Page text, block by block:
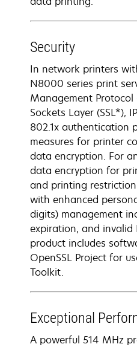
Security
In network printers
N8000 series print
Management Protocol
Sockets Layer (SSL*),
802.1x authentication
measures for printer
data encryption. For
data encryption for
and printing
with enhanced
digits) management
expiration, and invalid
product includes
OpenSSL Project for
Toolkit.
Exceptional
A powerful 514 MHz